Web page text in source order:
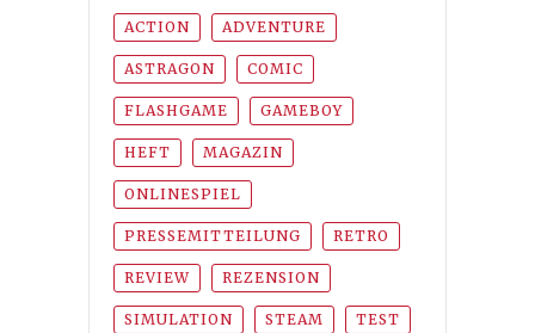
ACTION ADVENTURE
ASTRAGON COMIC
FLASHGAME GAMEBOY
HEFT MAGAZIN
ONLINESPIEL
PRESSEMITTEILUNG RETRO
REVIEW REZENSION
SIMULATION STEAM TEST